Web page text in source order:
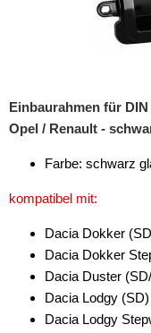
Antennenverstärker
Antennenzubehör
DAB+
Entriegelung
Entstörmaterial
Einbaurahmen für
Opel / Renault -
Farbe: schwarz
kompatibel mit:
Dacia Dokker
Dacia Dokker
Dacia Duster
Dacia Lodgy
Dacia Lodgy